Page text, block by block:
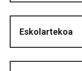
Eskolartekoa